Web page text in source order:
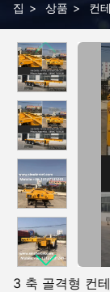
집 > 상품 > 컨
3 축 골격형 컨